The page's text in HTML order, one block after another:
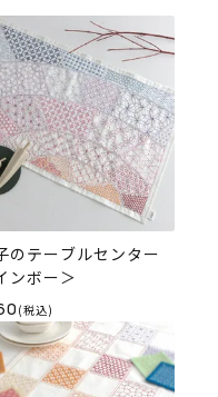
のテーブルセンター
ンボー＞
(税込)